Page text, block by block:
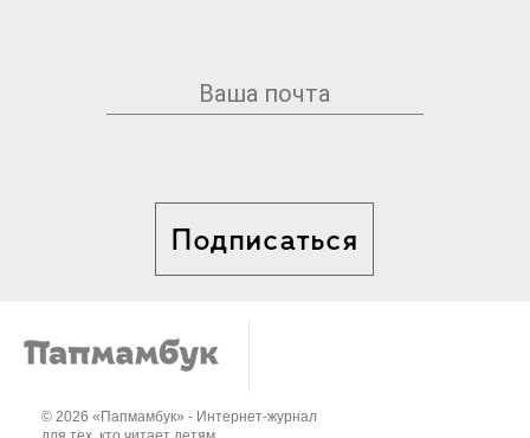
Подписаться
© 2026 «Папмамбук» - Интернет-журнал